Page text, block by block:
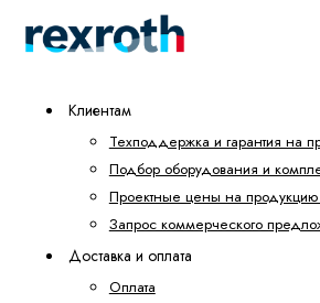
Клиентам
Техподдержка и гарантия на
Подбор оборудования и
Проектные цены на продукцию
Запрос коммерческого
Доставка и оплата
Оплата